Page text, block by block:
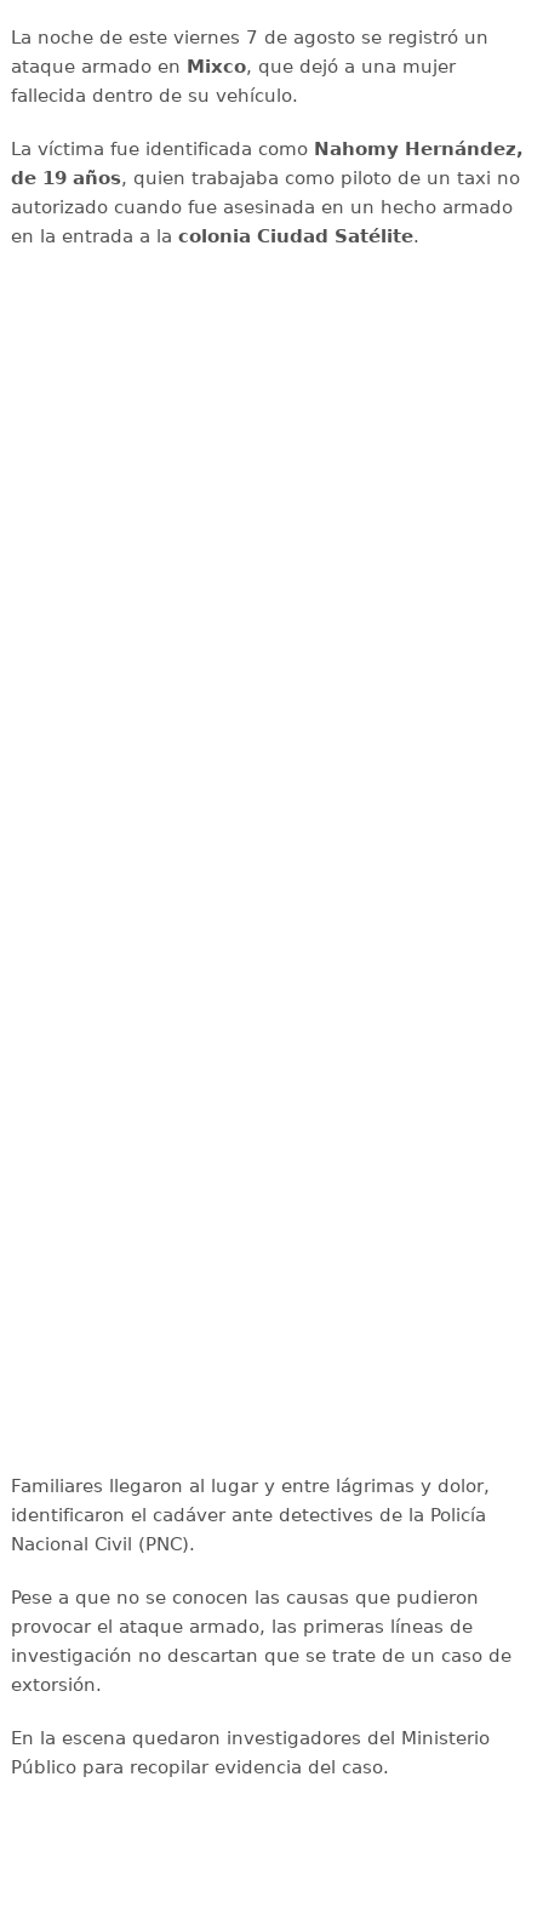
La noche de este viernes 7 de agosto se registró un
ataque armado en Mixco, que dejó a una mujer
fallecida dentro de su vehículo.
La víctima fue identificada como Nahomy Hernández,
de 19 años, quien trabajaba como piloto de un taxi no
autorizado cuando fue asesinada en un hecho armado
en la entrada a la colonia Ciudad Satélite.
Familiares llegaron al lugar y entre lágrimas y dolor,
identificaron el cadáver ante detectives de la Policía
Nacional Civil (PNC).
Pese a que no se conocen las causas que pudieron
provocar el ataque armado, las primeras líneas de
investigación no descartan que se trate de un caso de
extorsión.
En la escena quedaron investigadores del Ministerio
Público para recopilar evidencia del caso.